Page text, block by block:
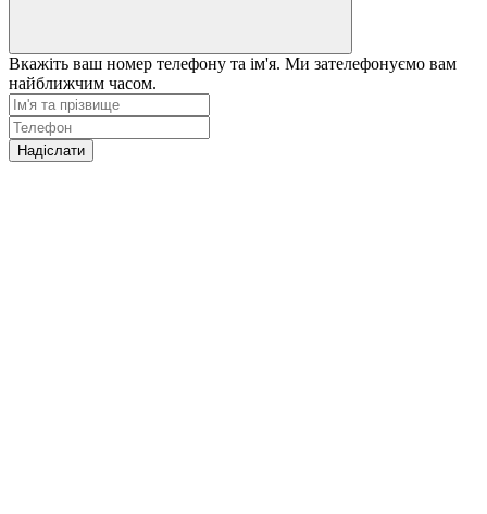
Вкажіть ваш номер телефону та ім'я. Ми зателефонуємо вам
найближчим часом.
Надіслати